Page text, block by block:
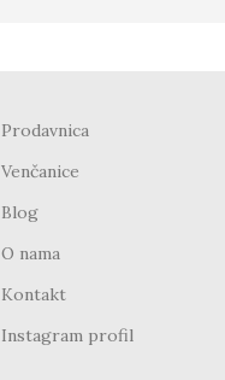
Prodavnica
Venčanice
Blog
O nama
Kontakt
Instagram profil